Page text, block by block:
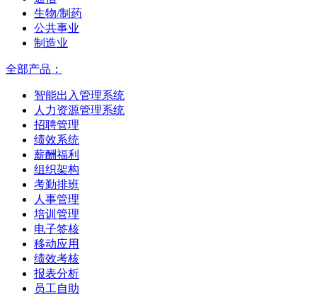
生物/制药
公共事业
制造业
全部产品：
智能出入管理系统
人力资源管理系统
招聘管理
绩效系统
薪酬福利
组织架构
考勤排班
人事管理
培训管理
电子签核
移动应用
绩效考核
报表分析
员工自助